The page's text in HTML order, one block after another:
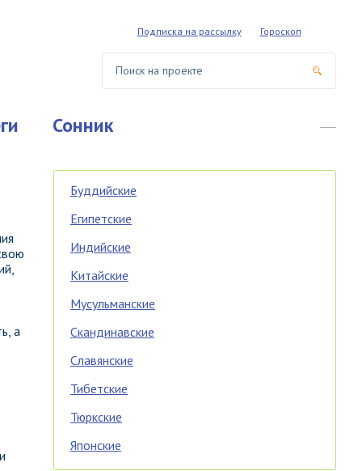
Подписка на рассылку Гороскоп
Сонник
а
Буддийские
Египетские
Индийские
Китайские
Мусульманские
Скандинавские
Славянские
Тибетские
Тюркские
Японские